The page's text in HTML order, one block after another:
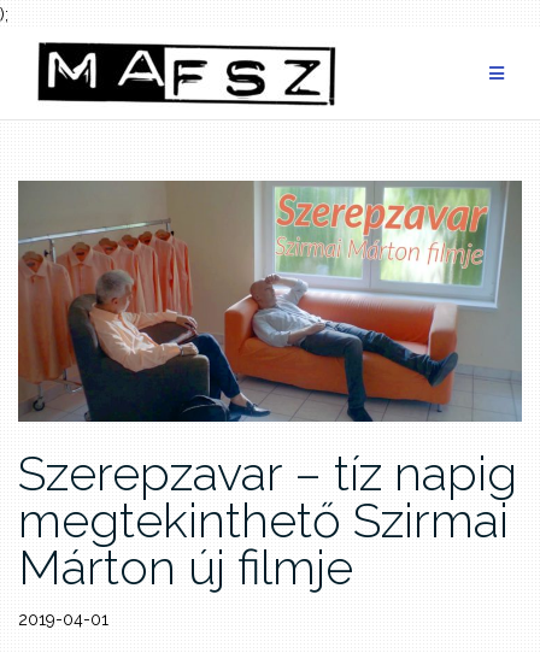
);
content
Szerepzavar – tíz napig
megtekinthető Szirmai
Márton új filmje
2019-04-01